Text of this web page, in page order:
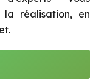
réalisation, en